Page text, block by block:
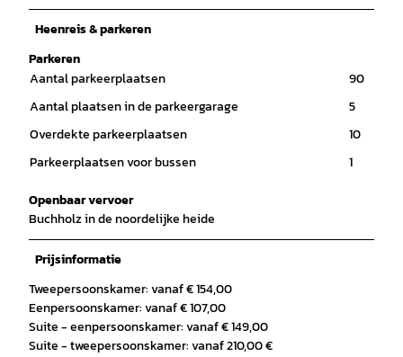
Heenreis & parkeren
Parkeren
Aantal parkeerplaatsen
90
Aantal plaatsen in de parkeergarage
5
Overdekte parkeerplaatsen
10
Parkeerplaatsen voor bussen
1
Openbaar vervoer
Buchholz in de noordelijke heide
Prijsinformatie
Tweepersoonskamer: vanaf € 154,00
Eenpersoonskamer: vanaf € 107,00
Suite - eenpersoonskamer: vanaf € 149,00
Suite - tweepersoonskamer: vanaf 210,00 €